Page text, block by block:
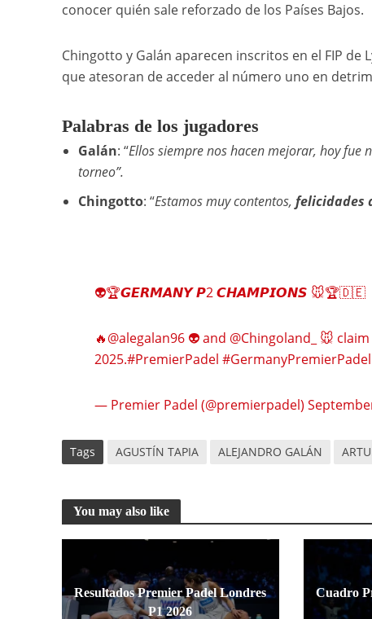
conocer quién sale reforzado de los Países Bajos.
Chingotto y Galán aparecen inscritos en el FIP
que atesoran de acceder al número uno en
Palabras de los jugadores
Galán: “Ellos siempre nos hacen mejorar, hoy fue
torneo”.
Chingotto: “Estamos muy contentos, felicidades
👽🏆𝙂𝙀𝙍𝙈𝘼𝙉𝙔 𝙋2 𝘾𝙃𝘼𝙈𝙋𝙄𝙊𝙉𝙎 🐭🏆🇩🇪
🔥@alegalan96👽 and @Chingoland_ 🐭
2025.#PremierPadel
— Premier Padel (@premierpadel)
Tags AGUSTÍN TAPIA ALEJANDRO GALÁN
You may also like
Resultados Premier Padel Londres
P1 2026
Cuadro